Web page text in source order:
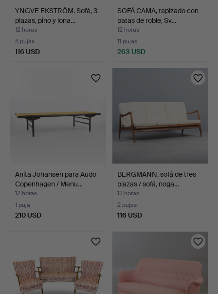
YNGVE EKSTRÖM. Sofá, 3
plazas, pino y lona…
12 horas
5 pujas
116 USD
SOFÁ CAMA, tapizado con
patas de roble, Sv…
12 horas
11 pujas
263 USD
Anita Johansen para Audo
Copenhagen / Menu…
12 horas
1 puja
210 USD
BERGMANN, sofá de tres
plazas / sofá, noga…
12 horas
2 pujas
116 USD